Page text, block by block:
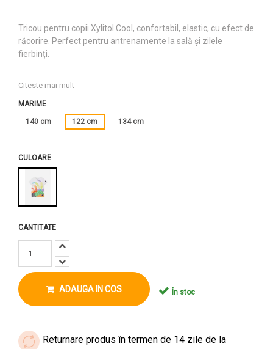
Tricou pentru copii Xylitol Cool, confortabil, elastic, cu efect de
răcorire. Perfect pentru antrenamente la sală și zilele
fierbinți.
Citeste mai mult
MARIME
140 cm 122 cm 134 cm
CULOARE
CANTITATE
ADAUGA IN COS În stoc
Returnare produs în termen de 14 zile de la